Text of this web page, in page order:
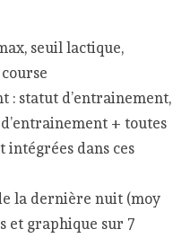
seuil lactique,
: statut d’entrainement,
+ toutes
intégrées dans ces
la dernière nuit (moy
et graphique sur 7